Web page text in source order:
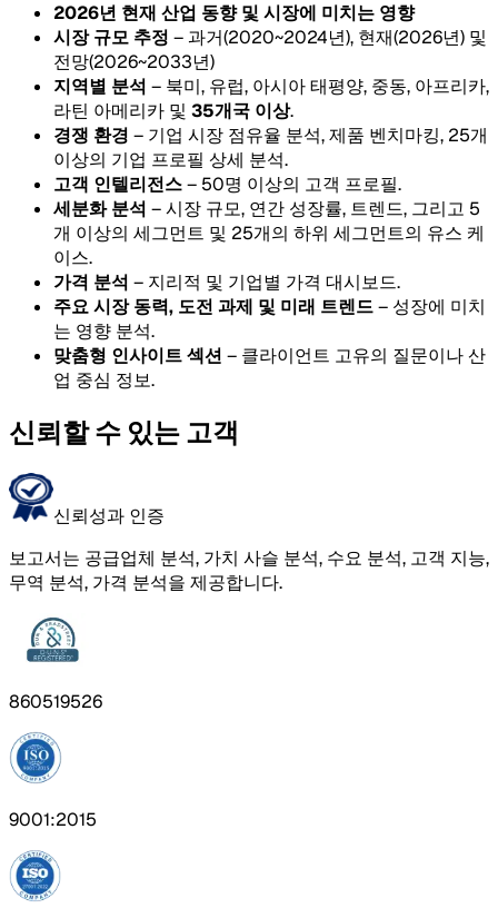
2026년 현재 산업 동향 및 시장에 미치는 영향
시장 규모 추정 – 과거(2020~2024년), 현재(2026년) 및
전망(2026~2033년)
지역별 분석 – 북미, 유럽, 아시아 태평양, 중동, 아프리카,
라틴 아메리카 및 35개국 이상.
경쟁 환경 – 기업 시장 점유율 분석, 제품 벤치마킹, 25개
이상의 기업 프로필 상세 분석.
고객 인텔리전스– 50명 이상의 고객 프로필.
세분화 분석 – 시장 규모, 연간 성장률, 트렌드, 그리고 5
개 이상의 세그먼트 및 25개의 하위 세그먼트의 유스 케
이스.
가격 분석 – 지리적 및 기업별 가격 대시보드.
주요 시장 동력, 도전 과제 및 미래 트렌드– 성장에 미치
는 영향 분석.
맞춤형 인사이트 섹션 – 클라이언트 고유의 질문이나 산
업 중심 정보.
신뢰할 수 있는 고객
신뢰성과 인증
보고서는 공급업체 분석, 가치 사슬 분석, 수요 분석, 고객 지능,
무역 분석, 가격 분석을 제공합니다.
860519526
9001:2015